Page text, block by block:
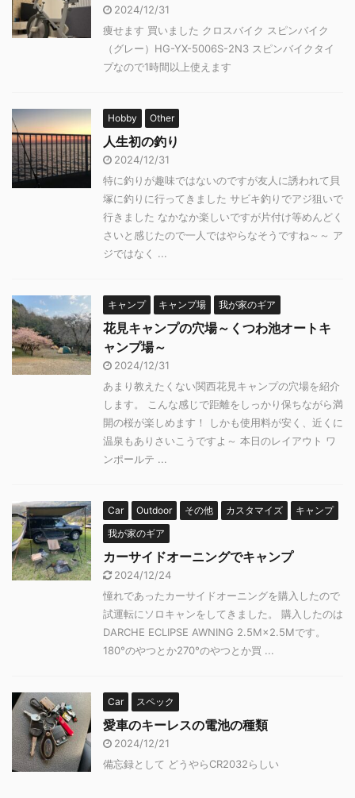
2024/12/31
痩せます 買いました クロスバイク スピンバイク
（グレー）HG-YX-5006S-2N3 スピンバイクタイ
プなので1時間以上使えます
Hobby Other
人生初の釣り
2024/12/31
特に釣りが趣味ではないのですが友人に誘われて貝
塚に釣りに行ってきました サビキ釣りでアジ狙いで
行きました なかなか楽しいですが片付け等めんどく
さいと感じたので一人ではやらなそうですね～～ ア
ジではなく ...
キャンプ キャンプ場 我が家のギア
花見キャンプの穴場～くつわ池オートキ
ャンプ場～
2024/12/31
あまり教えたくない関西花見キャンプの穴場を紹介
します。 こんな感じで距離をしっかり保ちながら満
開の桜が楽しめます！ しかも使用料が安く、近くに
温泉もありさいこうですよ～ 本日のレイアウト ワ
ンポールテ ...
Car Outdoor その他 カスタマイズ
キャンプ
我が家のギア
カーサイドオーニングでキャンプ
2024/12/24
憧れであったカーサイドオーニングを購入したので
試運転にソロキャンをしてきました。 購入したのは
DARCHE ECLIPSE AWNING 2.5M×2.5Mです。
180°のやつとか270°のやつとか買 ...
Car スペック
愛車のキーレスの電池の種類
2024/12/21
備忘録として どうやらCR2032らしい